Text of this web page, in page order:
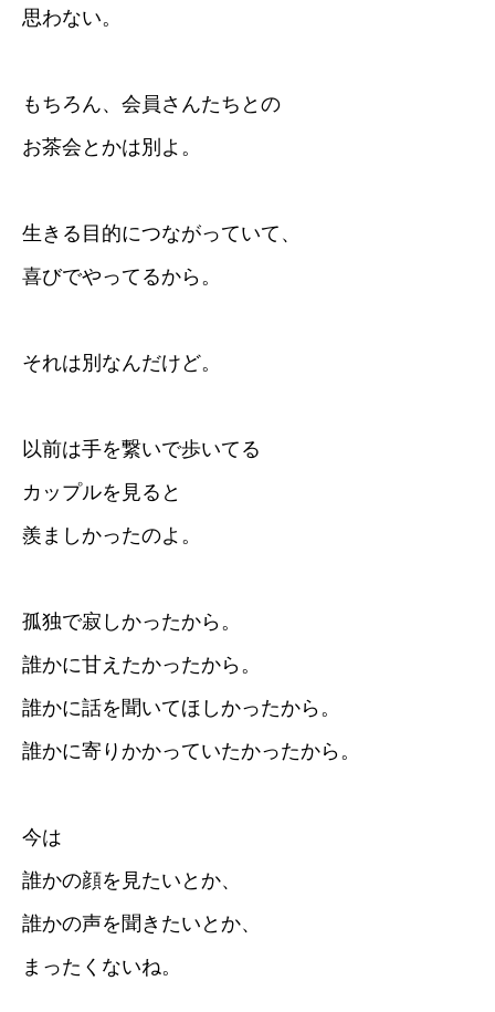
思わない。
もちろん、会員さんたちとの
お茶会とかは別よ。
生きる目的につながっていて、
喜びでやってるから。
それは別なんだけど。
以前は手を繋いで歩いてる
カップルを見ると
羨ましかったのよ。
孤独で寂しかったから。
誰かに甘えたかったから。
誰かに話を聞いてほしかったから。
誰かに寄りかかっていたかったから。
今は
誰かの顔を見たいとか、
誰かの声を聞きたいとか、
まったくないね。